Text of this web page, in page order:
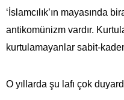
‘İslamcılık’ın mayasında
antikomünizm vardır.
kurtulamayanlar sabit-
O yıllarda şu lafı çok